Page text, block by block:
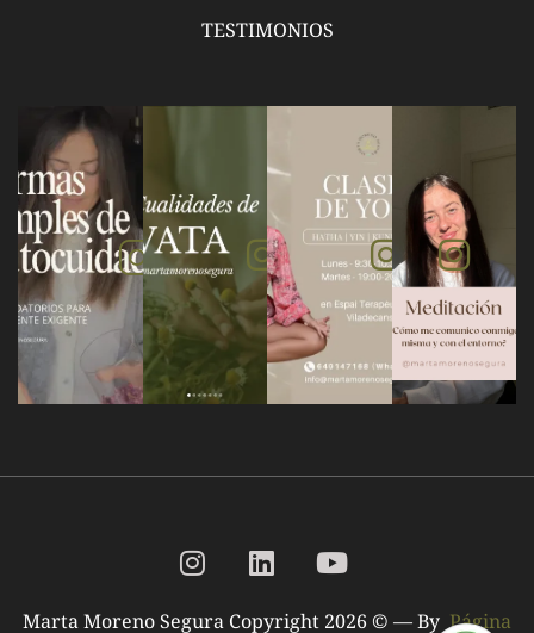
TESTIMONIOS
Marta Moreno Segura Copyright 2026 © — By Página